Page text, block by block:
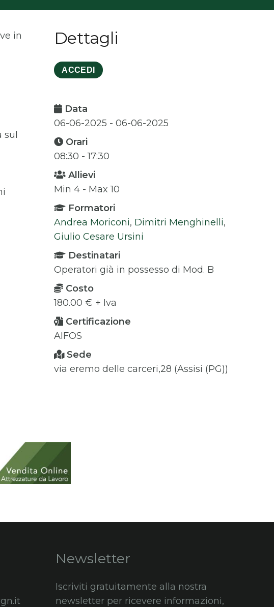
in
sul
Dettagli
ACCEDI
Data
06-06-2025 - 06-06-2025
Orari
08:30 - 17:30
Allievi
Min 4 - Max 10
Formatori
Andrea Moriconi, Dimitri Menghinelli,
Giulio Cesare Ursini
Destinatari
Operatori già in possesso di Mod. B
Costo
180.00 € + Iva
Certificazione
AIFOS
Sede
via eremo delle carceri,28 (Assisi (PG))
Newsletter
Iscriviti gratuitamente alla nostra
newsletter per ricevere informazioni,